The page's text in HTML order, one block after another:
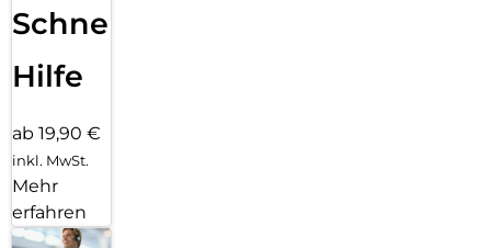
Schnelle
Hilfe
ab 19,90 €
inkl. MwSt.
Mehr
erfahren